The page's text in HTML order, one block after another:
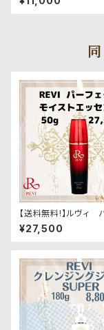
【送料無料!】ルヴィ
トモイストエッセンス
¥27,500